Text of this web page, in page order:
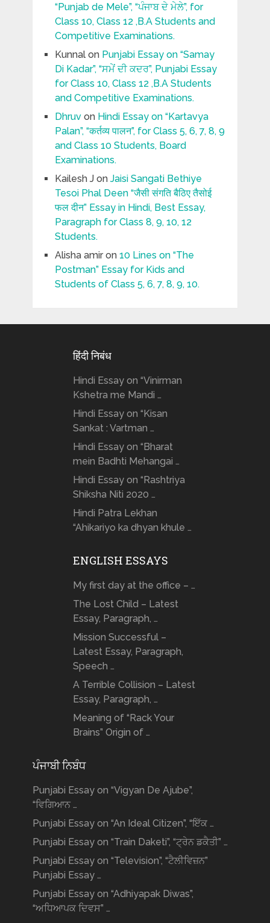
“Punjab de Mele”, “ਪੰਜਾਬ ਦੇ ਮੇਲੇ”, for
Class 10, Class 12 ,B.A Students and
Competitive Examinations.
Kunnalon Punjabi Essay on “Samay
Di Kadar”, “ਸਮੇਂ ਦੀ ਕਦਰ”, Punjabi Essay
for Class 10, Class 12 ,B.A Students
and Competitive Examinations.
Dhruvon Hindi Essay on “Kartavya
Palan”, “कर्तव्य पालन”, for Class 5, 6, 7, 8, 9
and Class 10 Students, Board
Examinations.
Kailesh Jon Jaisi Sangati Bethiye
Tesoi Phal Deen “जैसी संगति बैठिए तैसोई
फल दीन” Essay in Hindi, Best Essay,
Paragraph for Class 8, 9, 10, 12
Students.
Alisha amiron 10 Lines on “The
Postman” Essay for Kids and
Students of Class 5, 6, 7, 8, 9, 10.
हिंदी निबंध
Hindi Essay on “Vinirman
Kshetra me Mandi …
Hindi Essay on “Kisan
Sankat : Vartman …
Hindi Essay on “Bharat
mein Badhti Mehangai …
Hindi Essay on “Rashtriya
Shiksha Niti 2020 …
Hindi Patra Lekhan
“Ahikariyo ka dhyan khule …
ENGLISH ESSAYS
My first day at the office – …
The Lost Child – Latest
Essay, Paragraph, …
Mission Successful –
Latest Essay, Paragraph,
Speech …
A Terrible Collision – Latest
Essay, Paragraph, …
Meaning of “Rack Your
Brains” Origin of …
ਪੰਜਾਬੀ ਨਿਬੰਧ
Punjabi Essay on “Vigyan De Ajube”,
“ਵਿਗਿਆਨ …
Punjabi Essay on “An Ideal Citizen”, “ਇੱਕ …
Punjabi Essay on “Train Daketi”, “ਟ੍ਰੇਨ ਡਕੈਤੀ” …
Punjabi Essay on “Television”, “ਟੈਲੀਵਿਜ਼ਨ”
Punjabi Essay …
Punjabi Essay on “Adhiyapak Diwas”,
“ਅਧਿਆਪਕ ਦਿਵਸ” …